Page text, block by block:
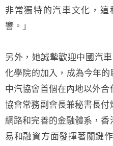
非常獨特的汽車文化，
響。」
另外，她誠摯歡迎中國汽
化學院的加入，成為今年的
中汽協會首個在內地以外
協會常務副會長兼秘書長
網路和完善的金融體系，
易和融資方面發揮著關鍵